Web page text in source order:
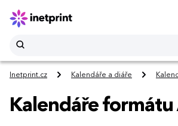
Inetprint.cz Kalendáře a diáře
Kalendáře formátu